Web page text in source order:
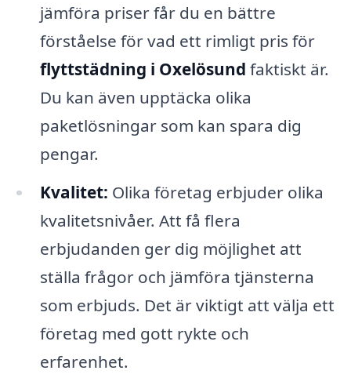
jämföra priser får du en bättre
förståelse för vad ett rimligt pris för
flyttstädning i Oxelösund faktiskt är.
Du kan även upptäcka olika
paketlösningar som kan spara dig
pengar.
Kvalitet: Olika företag erbjuder olika
kvalitetsnivåer. Att få flera
erbjudanden ger dig möjlighet att
ställa frågor och jämföra tjänsterna
som erbjuds. Det är viktigt att välja ett
företag med gott rykte och
erfarenhet.